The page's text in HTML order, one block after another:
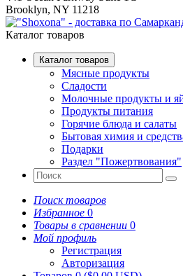
Brooklyn, NY 11218
Каталог товаров
Каталог товаров
Мясные продукты
Сладости
Молочные продукты и
Продукты питания
Горячие блюда и салаты
Бытовая химия и
Подарки
Раздел "Пожертвования"
Поиск товаров
Избранное 0
Товары в сравнении 0
Мой профиль
Регистрация
Авторизация